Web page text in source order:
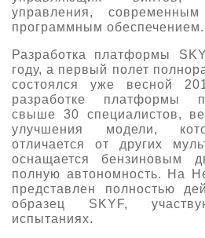
управления,
программным обеспечением.
Разработка платформы
году, а первый полет
состоялся уже весной
разработке платформы
свыше 30 специалистов,
улучшения модели,
отличается от других
оснащается бензиновым
полную автономность. На
представлен полностью
образец SKYF,
испытаниях.